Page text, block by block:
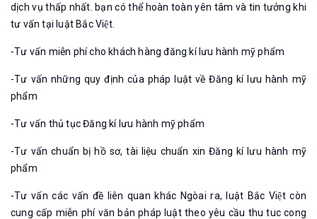
dịch vụ thấp nhất. bạn có thể hoàn toàn yên tâm và tin tưởng khi
tư vấn tại luật Bắc Việt.
-Tư vấn miễn phí cho khách hàng đăng kí lưu hành mỹ phẩm
-Tư vấn những quy định của pháp luật về Đăng kí lưu hành mỹ
phẩm
-Tư vấn thủ tục Đăng kí lưu hành mỹ phẩm
-Tư vấn chuẩn bị hồ sơ, tài liệu chuẩn xin Đăng kí lưu hành mỹ
phẩm
-Tư vấn các vấn đề liên quan khác Ngòai ra, luật Bắc Việt còn
cung cấp miễn phí văn bản pháp luật theo yêu cầu thu tuc cong